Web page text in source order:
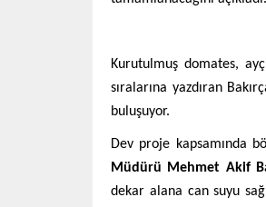
Kurutulmuş domates,
sıralarına yazdıran
buluşuyor.
Dev proje kapsamında
Müdürü Mehmet Akif
dekar alana can suyu